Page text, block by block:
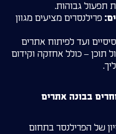
תפעול גבוהות.
פרילנסרים מציעים מגוון
ועד לפיתוח אתרים
תוכן – כולל אחזקה וקידום
בבונה אתרים
של הפרילנסר בתחום